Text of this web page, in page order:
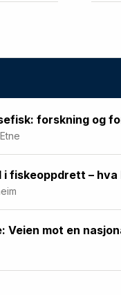
forskning og
fiskeoppdrett – hva
Veien mot en